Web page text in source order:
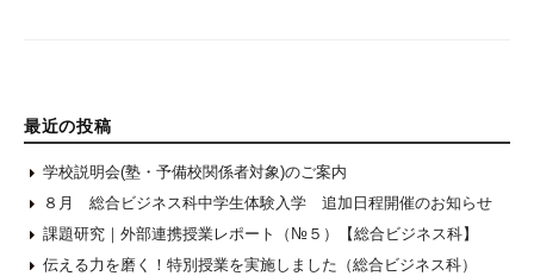
最近の投稿
学校説明会(塾・予備校関係者対象)のご案内
８月 総合ビジネス科中学生体験入学 追加日程開催のお知らせ
課題研究｜外部連携授業レポート（№５）【総合ビジネス科】
伝える力を磨く！特別授業を実施しました（総合ビジネス科）